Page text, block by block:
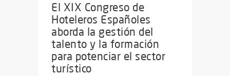
El XIX Congreso de
Hoteleros Españoles
aborda la gestión del
talento y la formación
para potenciar el sector
turístico